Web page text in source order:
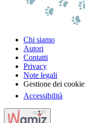
Chi siamo
Autori
Contatti
Privacy
Note legali
Gestione dei cookie
Accessibilità